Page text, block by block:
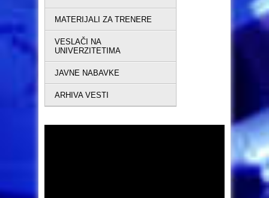
MATERIJALI ZA TRENERE
VESLAČI NA
UNIVERZITETIMA
JAVNE NABAVKE
ARHIVA VESTI